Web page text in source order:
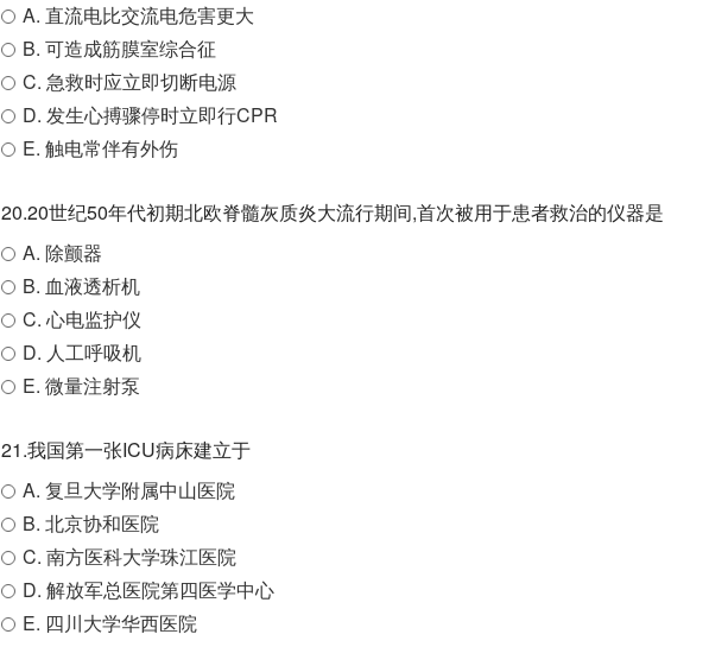
A. 直流电比交流电危害更大
B. 可造成筋膜室综合征
C. 急救时应立即切断电源
D. 发生心搏骤停时立即行CPR
E. 触电常伴有外伤
20.20世纪50年代初期北欧脊髓灰质炎大流行期间,首次被用于患者救治的仪器是
A. 除颤器
B. 血液透析机
C. 心电监护仪
D. 人工呼吸机
E. 微量注射泵
21.我国第一张ICU病床建立于
A. 复旦大学附属中山医院
B. 北京协和医院
C. 南方医科大学珠江医院
D. 解放军总医院第四医学中心
E. 四川大学华西医院